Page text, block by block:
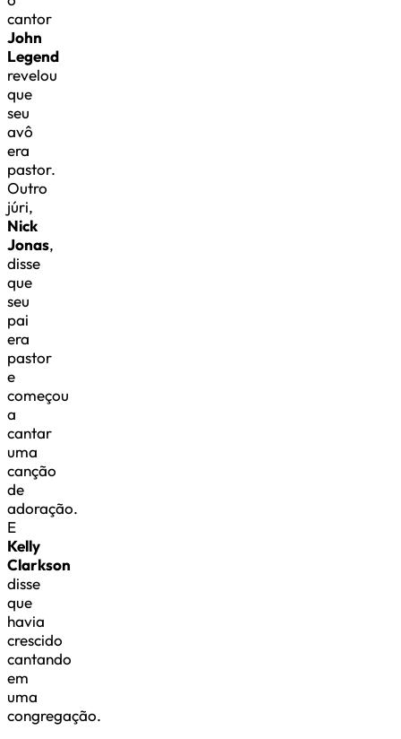
cantor
John
Legend
revelou
que
seu
avô
era
pastor.
Outro
júri,
Nick
Jonas,
disse
que
seu
pai
era
pastor
e
começou
a
cantar
uma
canção
de
adoração.
E
Kelly
Clarkson
disse
que
havia
crescido
cantando
em
uma
congregação.